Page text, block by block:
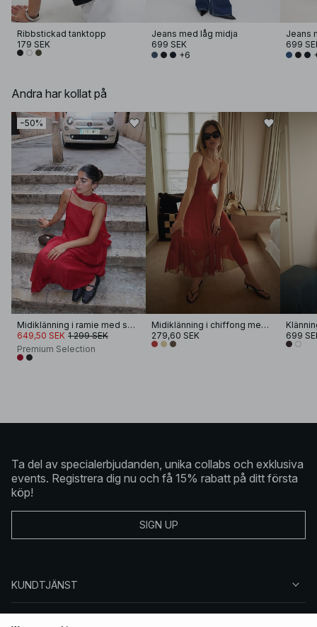
Ribbstickad tanktopp
179 SEK
Jeans med låg midja
699 SEK
+6
Jeans
699
Andra har kollat på
−50%
Midiklänning i ramie med scarfdetalj
649,50 SEK 1 299 SEK
Premium Selection
Midiklänning i chiffong med band
279,60 SEK
699
Ta del av specialerbjudanden, unika collabs och exklusiva
events. Registrera dig nu och få 15% rabatt på ditt första
köp!
SIGN UP
KUNDTJÄNST